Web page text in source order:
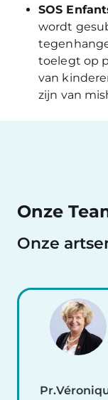
SOS
wordt
toelegt op
van
zijn van
Onze
Onze
Pr.